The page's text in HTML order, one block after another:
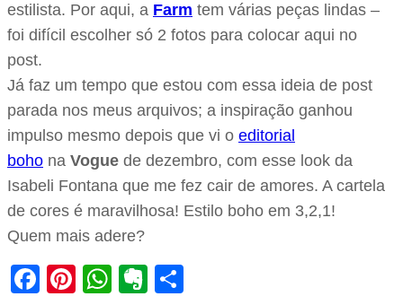
estilista. Por aqui, a Farm tem várias peças lindas –
foi difícil escolher só 2 fotos para colocar aqui no
post.
Já faz um tempo que estou com essa ideia de post
parada nos meus arquivos; a inspiração ganhou
impulso mesmo depois que vi o editorial
boho na Vogue de dezembro, com esse look da
Isabeli Fontana que me fez cair de amores. A cartela
de cores é maravilhosa! Estilo boho em 3,2,1!
Quem mais adere?
Facebook
Pinterest
WhatsApp
Evernote